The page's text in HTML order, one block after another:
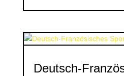
Deutsch-